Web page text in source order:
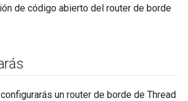
de código abierto del router de borde
un router de borde de Thread